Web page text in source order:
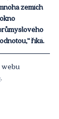
zemích
říká.
webu
.